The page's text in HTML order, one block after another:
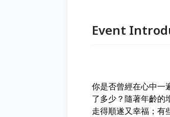
Event
你是否曾經在心中一
了多少？隨著年齡的
走得順遂又幸福；有